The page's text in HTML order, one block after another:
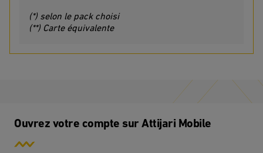
(*) selon le pack choisi
(**) Carte équivalente
Ouvrez votre compte sur Attijari Mobile